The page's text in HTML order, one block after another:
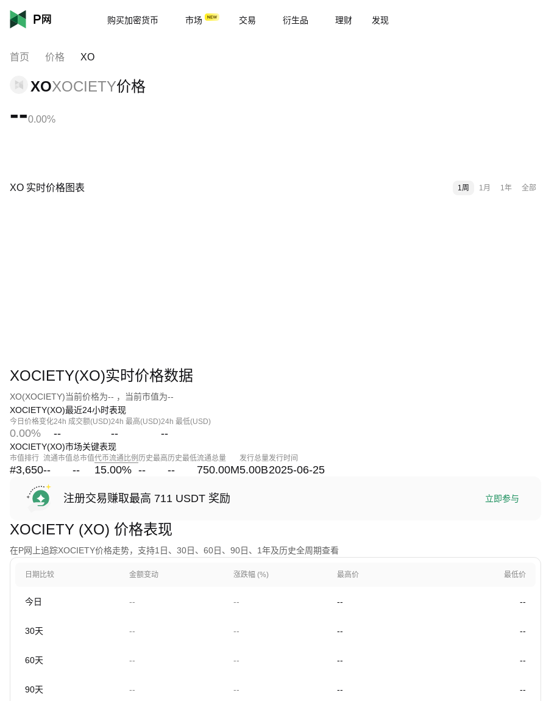
购买加密货币 市场 交易 衍生品 理财 发现
首页 价格 XO
XOXOCIETY价格
--0.00%
XO 实时价格图表 1周 1月 1年 全部
XOCIETY(XO)实时价格数据
XO(XOCIETY)当前价格为-- ，当前市值为--
XOCIETY(XO)最近24小时表现
今日价格变化
0.00%
24h 成交额(USD)
--
24h 最高(USD)
--
24h 最低(USD)
--
XOCIETY(XO)市场关键表现
市值排行
#3,650
流通市值
--
总市值
--
代币流通比例
15.00%
历史最高
--
历史最低
--
流通总量
750.00M
发行总量
5.00B
发行时间
2025-06-25
注册交易赚取最高 711 USDT 奖励 立即参与
XOCIETY (XO) 价格表现
在P网上追踪XOCIETY价格走势，支持1日、30日、60日、90日、1年及历史全周期查看
日期比较 金额变动 涨跌幅 (%) 最高价 最低价
今日 -- -- -- --
30天 -- -- -- --
60天 -- -- -- --
90天 -- -- -- --